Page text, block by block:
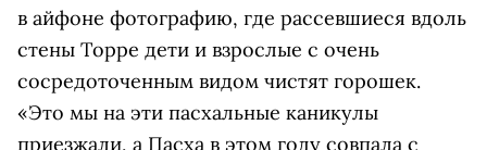
в айфоне фотографию, где рассевшиеся вдоль
стены Торре дети и взрослые с очень
сосредоточенным видом чистят горошек.
«Это мы на эти пасхальные каникулы
приезжали, а Пасха в этом году совпала с